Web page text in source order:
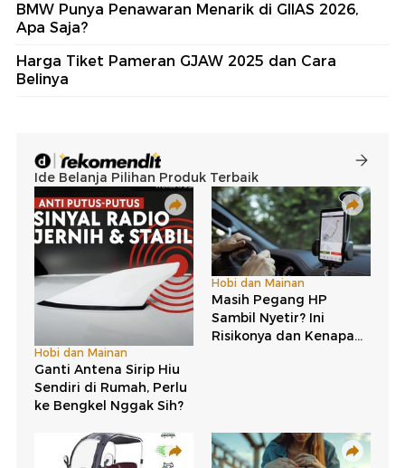
BMW Punya Penawaran Menarik di GIIAS 2026,
Apa Saja?
Harga Tiket Pameran GJAW 2025 dan Cara
Belinya